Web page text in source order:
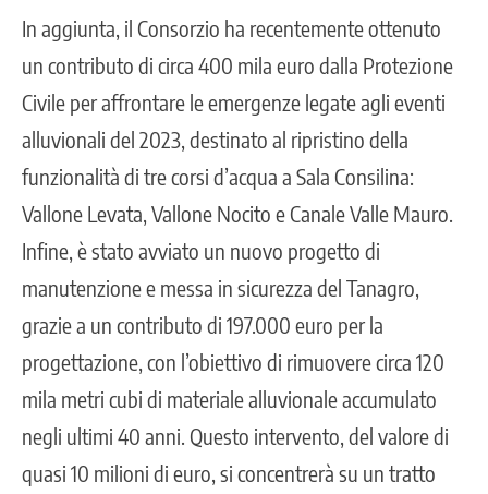
In aggiunta, il Consorzio ha recentemente ottenuto
un contributo di circa 400 mila euro dalla Protezione
Civile per affrontare le emergenze legate agli eventi
alluvionali del 2023, destinato al ripristino della
funzionalità di tre corsi d’acqua a Sala Consilina:
Vallone Levata, Vallone Nocito e Canale Valle Mauro.
Infine, è stato avviato un nuovo progetto di
manutenzione e messa in sicurezza del Tanagro,
grazie a un contributo di 197.000 euro per la
progettazione, con l’obiettivo di rimuovere circa 120
mila metri cubi di materiale alluvionale accumulato
negli ultimi 40 anni. Questo intervento, del valore di
quasi 10 milioni di euro, si concentrerà su un tratto